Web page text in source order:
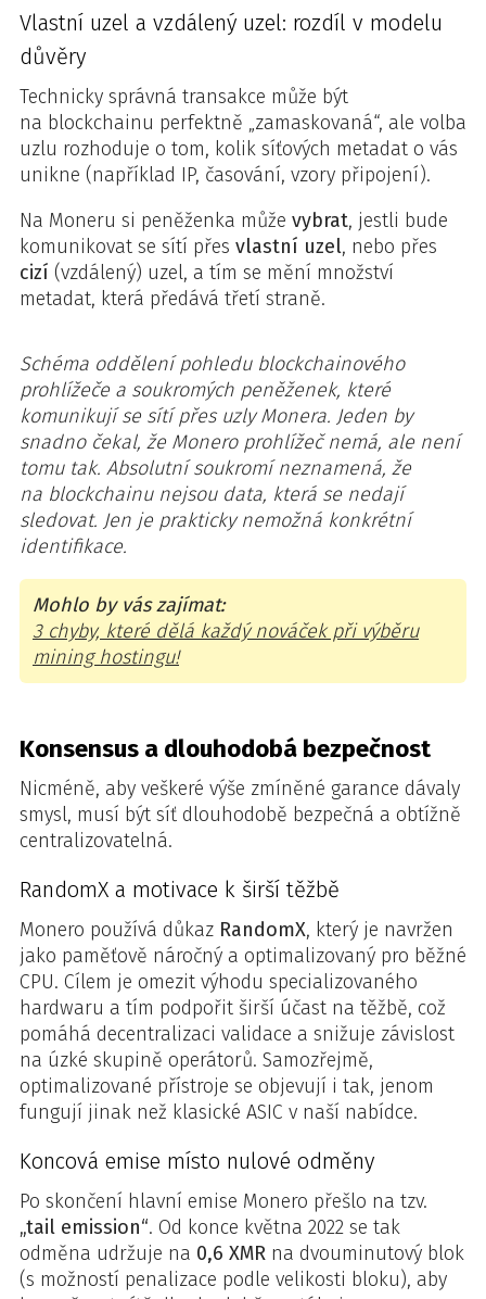
Vlastní uzel a vzdálený uzel: rozdíl v modelu
důvěry
Technicky správná transakce může být
na blockchainu perfektně „zamaskovaná“, ale volba
uzlu rozhoduje o tom, kolik síťových metadat o vás
unikne (například IP, časování, vzory připojení).
Na Moneru si peněženka může vybrat, jestli bude
komunikovat se sítí přes vlastní uzel, nebo přes
cizí (vzdálený) uzel, a tím se mění množství
metadat, která předává třetí straně.
Schéma oddělení pohledu blockchainového
prohlížeče a soukromých peněženek, které
komunikují se sítí přes uzly Monera. Jeden by
snadno čekal, že Monero prohlížeč nemá, ale není
tomu tak. Absolutní soukromí neznamená, že
na blockchainu nejsou data, která se nedají
sledovat. Jen je prakticky nemožná konkrétní
identifikace.
Mohlo by vás zajímat:
3 chyby, které dělá každý nováček při výběru
mining hostingu!
Konsensus a dlouhodobá bezpečnost
Nicméně, aby veškeré výše zmíněné garance dávaly
smysl, musí být síť dlouhodobě bezpečná a obtížně
centralizovatelná.
RandomX a motivace k širší těžbě
Monero používá důkaz RandomX, který je navržen
jako paměťově náročný a optimalizovaný pro běžné
CPU. Cílem je omezit výhodu specializovaného
hardwaru a tím podpořit širší účast na těžbě, což
pomáhá decentralizaci validace a snižuje závislost
na úzké skupině operátorů. Samozřejmě,
optimalizované přístroje se objevují i tak, jenom
fungují jinak než klasické ASIC v naší nabídce.
Koncová emise místo nulové odměny
Po skončení hlavní emise Monero přešlo na tzv.
„tail emission“. Od konce května 2022 se tak
odměna udržuje na 0,6 XMR na dvouminutový blok
(s možností penalizace podle velikosti bloku), aby